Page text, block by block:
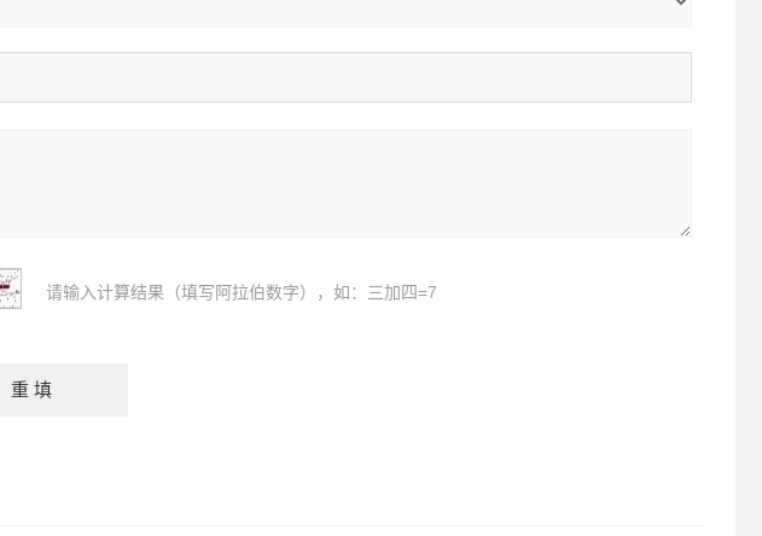
请输入计算结果（填写阿拉伯数字），如：三加四=7